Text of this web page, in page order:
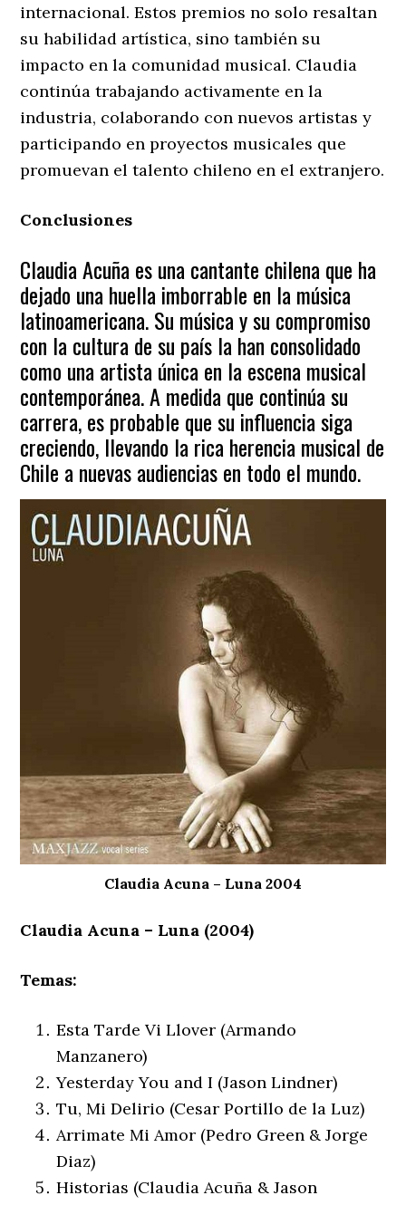
internacional. Estos premios no solo resaltan
su habilidad artística, sino también su
impacto en la comunidad musical. Claudia
continúa trabajando activamente en la
industria, colaborando con nuevos artistas y
participando en proyectos musicales que
promuevan el talento chileno en el extranjero.
Conclusiones
Claudia Acuña es una cantante chilena que ha
dejado una huella imborrable en la música
latinoamericana. Su música y su compromiso
con la cultura de su país la han consolidado
como una artista única en la escena musical
contemporánea. A medida que continúa su
carrera, es probable que su influencia siga
creciendo, llevando la rica herencia musical de
Chile a nuevas audiencias en todo el mundo.
Claudia Acuna – Luna 2004
Claudia Acuna – Luna (2004)
Temas:
Esta Tarde Vi Llover (Armando
Manzanero)
Yesterday You and I (Jason Lindner)
Tu, Mi Delirio (Cesar Portillo de la Luz)
Arrimate Mi Amor (Pedro Green & Jorge
Diaz)
Historias (Claudia Acuña & Jason